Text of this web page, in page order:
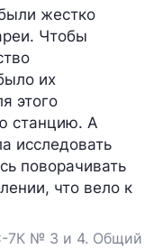
жестко
Чтобы
их
этого
станцию. А
исследовать
поворачивать
что вело к
7К № 3 и 4. Общий